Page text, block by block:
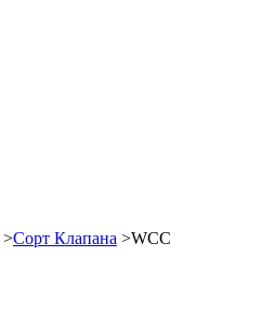
>Сорт Клапана >WCC